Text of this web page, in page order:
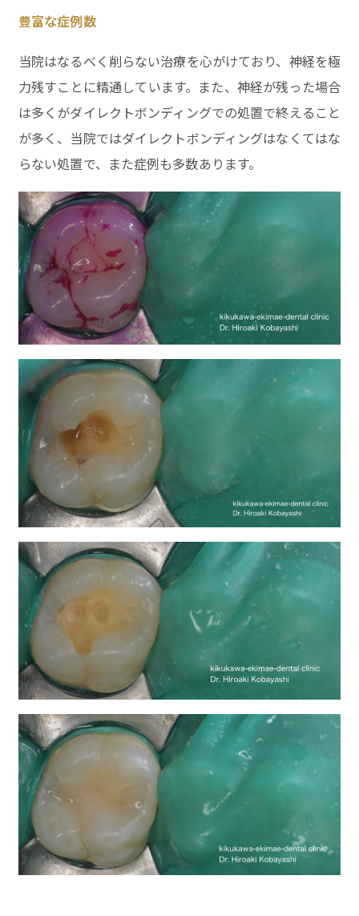
豊富な症例数
当院はなるべく削らない治療を心がけており、神経を極
力残すことに精通しています。また、神経が残った場合
は多くがダイレクトボンディングでの処置で終えること
が多く、当院ではダイレクトボンディングはなくてはな
らない処置で、また症例も多数あります。